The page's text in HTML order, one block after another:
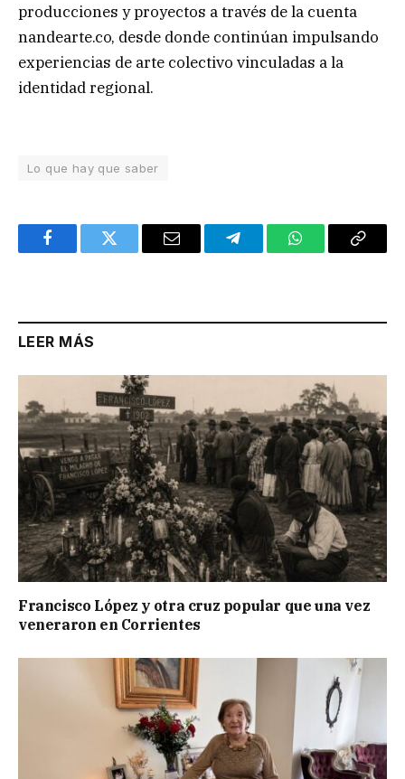
producciones y proyectos a través de la cuenta
nandearte.co, desde donde continúan impulsando
experiencias de arte colectivo vinculadas a la
identidad regional.
Lo que hay que saber
FacebookTwitter Email TelegramWhatsAppCopy
LEER MÁS
Francisco López y otra cruz popular que una vez
veneraron en Corrientes